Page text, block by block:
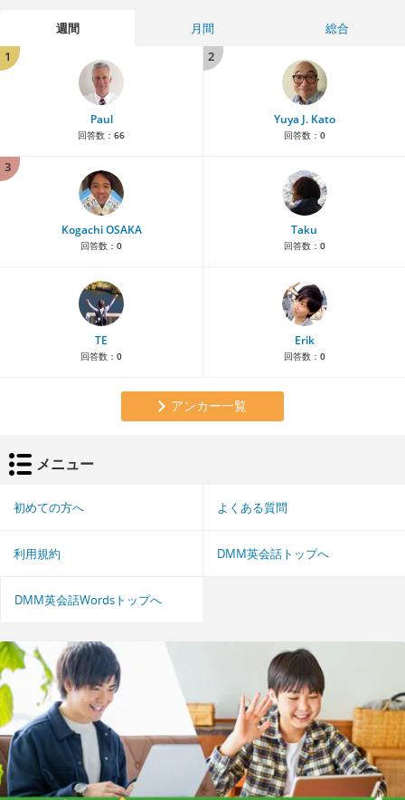
週間 月間
総合
1
Paul
回答数： 66
2
Yuya J. Kato
回答数： 0
3
Kogachi OSAKA
回答数： 0
Taku
回答数： 0
TE
回答数： 0
Erik
回答数： 0
アンカー一覧
メニュー
初めての方へ よくある質問
利用規約 DMM英会話トップへ
DMM英会話Wordsトップへ